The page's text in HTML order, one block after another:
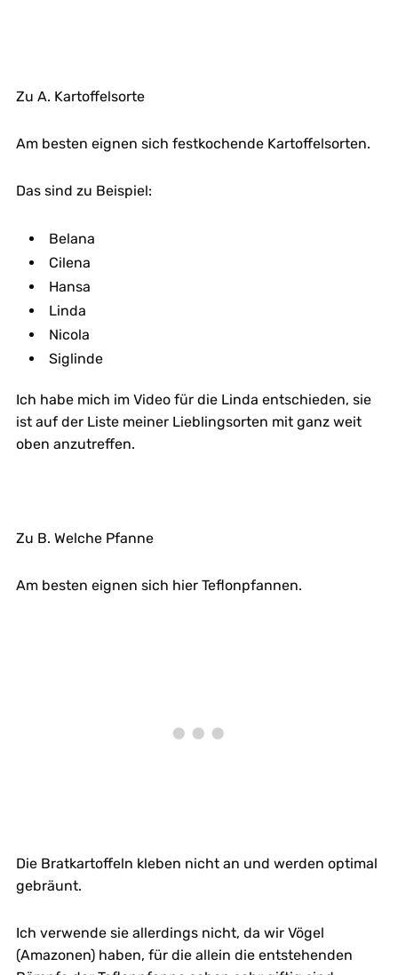
Zu A. Kartoffelsorte
Am besten eignen sich festkochende Kartoffelsorten.
Das sind zu Beispiel:
Belana
Cilena
Hansa
Linda
Nicola
Siglinde
Ich habe mich im Video für die Linda entschieden, sie
ist auf der Liste meiner Lieblingsorten mit ganz weit
oben anzutreffen.
Zu B. Welche Pfanne
Am besten eignen sich hier Teflonpfannen.
Die Bratkartoffeln kleben nicht an und werden optimal
gebräunt.
Ich verwende sie allerdings nicht, da wir Vögel
(Amazonen) haben, für die allein die entstehenden